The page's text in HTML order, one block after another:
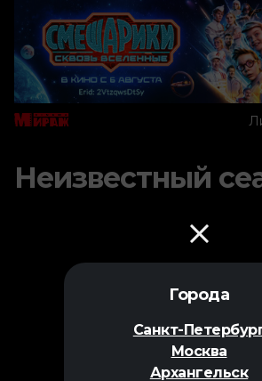
Города
Санкт-
Москва
Архангельск
Неизвестный